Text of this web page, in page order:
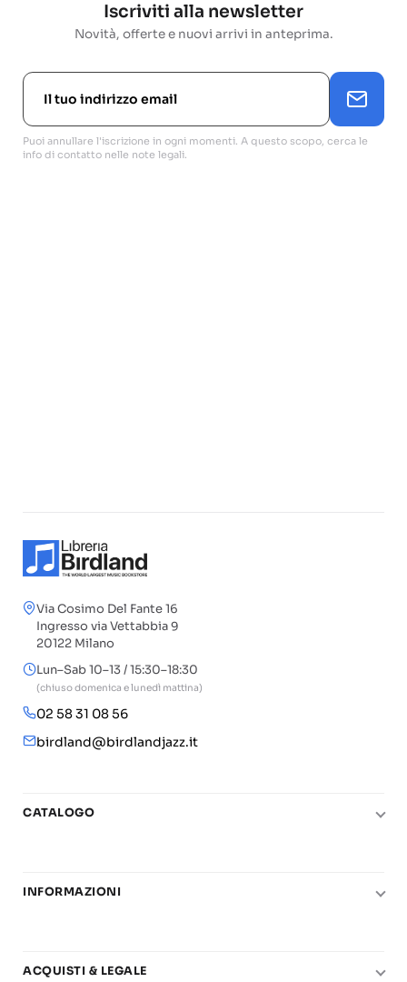
Iscriviti alla newsletter
Novità, offerte e nuovi arrivi in anteprima.
Puoi annullare l'iscrizione in ogni momenti. A questo scopo, cerca le
info di contatto nelle note legali.
Via Cosimo Del Fante 16
Ingresso via Vettabbia 9
20122 Milano
Lun–Sab 10–13 / 15:30–18:30
(chiuso domenica e lunedì mattina)
02 58 31 08 56
birdland@birdlandjazz.it
CATALOGO
Chitarra
Basi play-along
INFORMAZIONI
Carta del Docente
ACQUISTI & LEGALE